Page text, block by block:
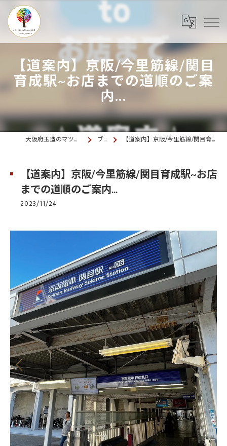
【道案内】京阪/今里筋線/関目
育成駅~お店までの道順のご案
内...
大阪府玉造のマツエクならcolette. 玉造 ブログ 【道案内】京阪/今里筋線/関目育成駅~お店までの道順のご案内...
【道案内】京阪/今里筋線/関目育成駅~お店
までの道順のご案内...
2023/11/24